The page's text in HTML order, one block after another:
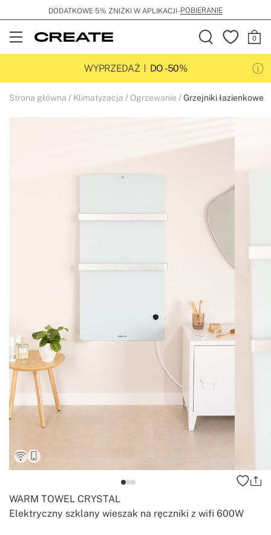
DODATKOWE 5% ZNIŻKI W APLIKACJI -POBIERANIE
Open
Menu
WYPRZEDAŻ
DO -50%
Strona główna Klimatyzacja Ogrzewanie Grzejniki łazienkowe
Elektryczny szklany wieszak na ręczniki z wifi 600W
WARM TOWEL CRYSTAL